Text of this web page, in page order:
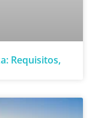
Requisitos,